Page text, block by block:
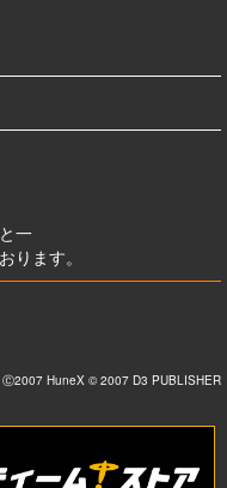
一
ります。
Ⓒ2007 HuneX © 2007 D3 PUBLISHER